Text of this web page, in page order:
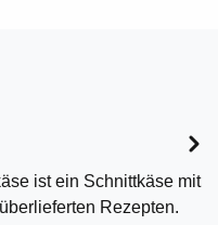
ist ein Schnittkäse mit
Rezepten.